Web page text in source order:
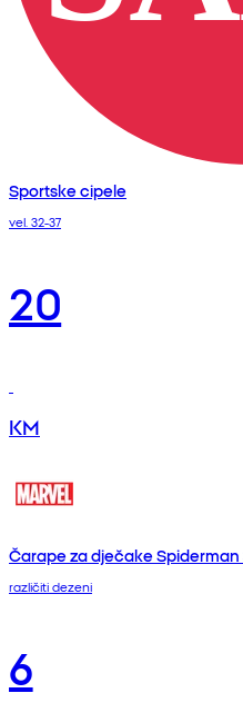
Sportske cipele
vel. 32-37
20
KM
Čarape za dječake
različiti dezeni
6